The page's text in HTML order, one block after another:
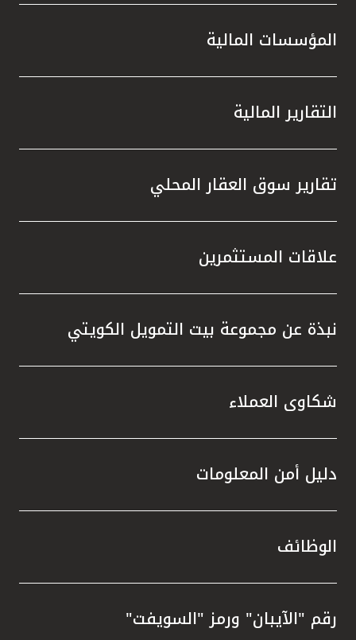
المؤسسات المالية
التقارير المالية
تقارير سوق العقار المحلي
علاقات المستثمرين
نبذة عن مجموعة بيت التمويل الكويتي
شكاوى العملاء
دليل أمن المعلومات
الوظائف
رقم "الآيبان" ورمز "السويفت"